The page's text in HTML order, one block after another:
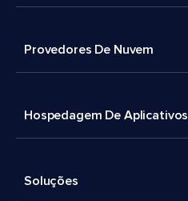
Provedores De Nuvem
Hospedagem De Aplicativos
Soluções